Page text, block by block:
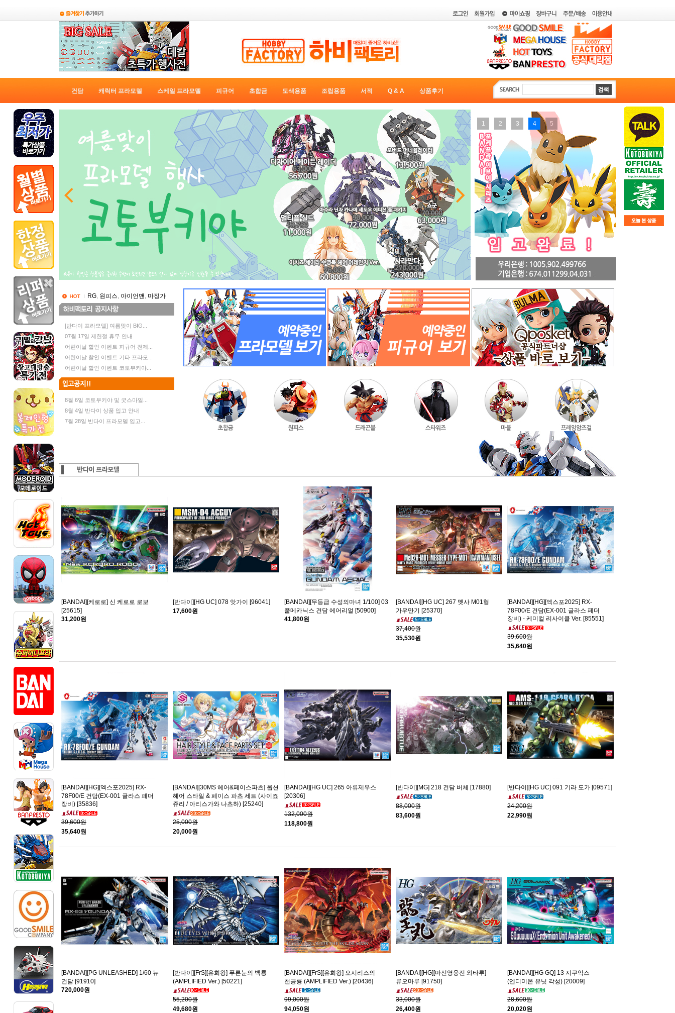
건담 캐릭터 프라모델 스케일 프라모델 피규어 초합금 도색용품 조립용품 서적 Q & A 상품후기
 
1 2 3 4 5
RG, 원피스, 아이언맨, 마징가
[반다이 프라모델] 여름맞이 BIG...
07월 17일 제헌절 휴무 안내
어린이날 할인 이벤트 피규어 전제...
어린이날 할인 이벤트 기타 프라모...
어린이날 할인 이벤트 코토부키야...
8월 6일 코토부키야 및 굿스마일...
8월 4일 반다이 상품 입고 안내
7월 28일 반다이 프라모델 입고...
[BANDAI][케로로] 신 케로로 로보
[25615]
31,200원
[반다이][HG UC] 078 앗가이 [96041]
17,600원
[BANDAI][무등급 수성의마녀 1/100] 03
풀메카닉스 건담 에어리얼 [50900]
41,800원
[BANDAI][HG UC] 267 멧사 M01형
가우만기 [25370]
37,400원
35,530원
[BANDAI][HG][엑스포2025] RX-
78F00/E 건담(EX-001 글라스 페더
장비) - 케미컬 리사이클 Ver. [85551]
39,600원
35,640원
[BANDAI][HG][엑스포2025] RX-
78F00/E 건담(EX-001 글라스 페더
장비) [35836]
39,600원
35,640원
[BANDAI][30MS 헤어&페이스파츠] 옵션
헤어 스타일 & 페이스 파츠 세트 (사이죠
쥬리 / 아리스가와 나츠하) [25240]
25,000원
20,000원
[BANDAI][HG UC] 265 아류제우스
[20306]
132,000원
118,800원
[반다이][MG] 218 건담 버체 [17880]
88,000원
83,600원
[반다이][HG UC] 091 기라 도가 [09571]
24,200원
22,990원
[BANDAI][PG UNLEASHED] 1/60 뉴
건담 [91910]
720,000원
[반다이][FrS][유희왕] 푸른눈의 백룡
(AMPLIFIED Ver.) [50221]
55,200원
49,680원
[BANDAI][FrS][유희왕] 오시리스의
천공룡 (AMPLIFIED Ver.) [20436]
99,000원
94,050원
[BANDAI][HG][마신영웅전 와타루]
류오마루 [91750]
33,000원
26,400원
[BANDAI][HG GQ] 13 지쿠악스
(엔디미온 유닛 각성) [20009]
28,600원
20,020원